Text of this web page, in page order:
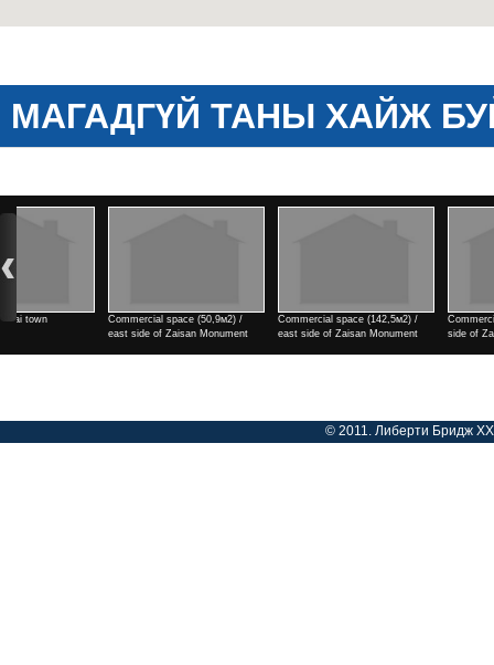
МАГАДГҮЙ ТАНЫ ХАЙЖ
Commercial space (142,5м2) /
east side of Zaisan Monument
Commercial space (182м2) / east
side of Zaisan Monument
2 rooms / north side of Tengis
cinema
© 2011. Либерти Бридж